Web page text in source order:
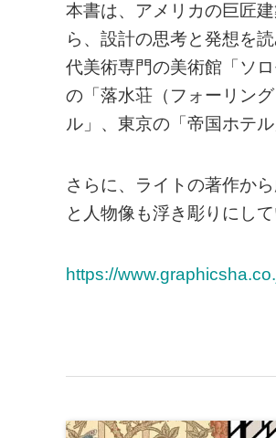
本書は、アメリカの巨匠
ら、設計の思考と発想を
代美術専門の美術館「ソ
の「落水荘（フォーリン
ル」、東京の「帝国ホテ
さらに、ライトの著作か
と人物像も浮き彫りにして
https://